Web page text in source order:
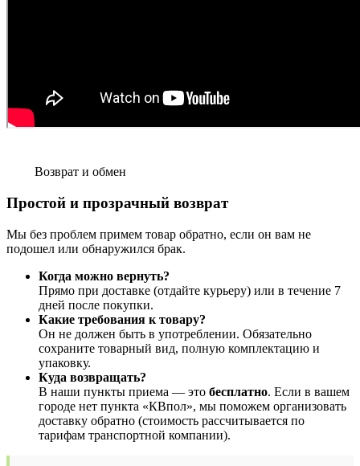
Возврат и обмен
Простой и прозрачный возврат
Мы без проблем примем товар обратно, если он вам не
подошел или обнаружился брак.
Когда можно вернуть?
Прямо при доставке (отдайте курьеру) или в течение 7
дней после покупки.
Какие требования к товару?
Он не должен быть в употреблении. Обязательно
сохраните товарный вид, полную комплектацию и
упаковку.
Куда возвращать?
В наши пункты приема — это бесплатно. Если в вашем
городе нет пункта «КВпол», мы поможем организовать
доставку обратно (стоимость рассчитывается по
тарифам транспортной компании).